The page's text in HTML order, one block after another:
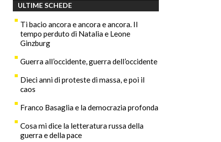
ULTIME SCHEDE
Ti bacio ancora e ancora e ancora. Il
tempo perduto di Natalia e Leone
Ginzburg
Guerra all’occidente, guerra dell’occidente
Dieci anni di proteste di massa, e poi il
caos
Franco Basaglia e la democrazia profonda
Cosa mi dice la letteratura russa della
guerra e della pace